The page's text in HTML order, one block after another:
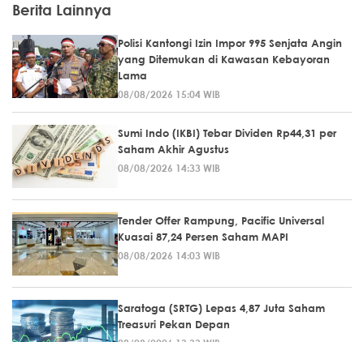
Berita Lainnya
Polisi Kantongi Izin Impor 995 Senjata Angin
yang Ditemukan di Kawasan Kebayoran
Lama
08/08/2026 15:04 WIB
Sumi Indo (IKBI) Tebar Dividen Rp44,31 per
Saham Akhir Agustus
08/08/2026 14:33 WIB
Tender Offer Rampung, Pacific Universal
Kuasai 87,24 Persen Saham MAPI
08/08/2026 14:03 WIB
Saratoga (SRTG) Lepas 4,87 Juta Saham
Treasuri Pekan Depan